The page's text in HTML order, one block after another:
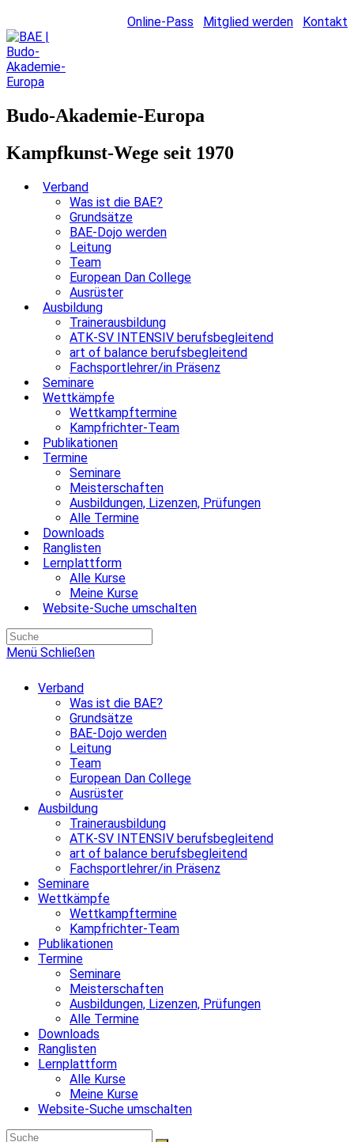
Online-Pass Mitglied werden Kontakt
Budo-Akademie-Europa
Kampfkunst-Wege seit 1970
Verband
Was ist die BAE?
Grundsätze
BAE-Dojo werden
Leitung
Team
European Dan College
Ausrüster
Ausbildung
Trainerausbildung
ATK-SV INTENSIV berufsbegleitend
art of balance berufsbegleitend
Fachsportlehrer/in Präsenz
Seminare
Wettkämpfe
Wettkampftermine
Kampfrichter-Team
Publikationen
Termine
Seminare
Meisterschaften
Ausbildungen, Lizenzen, Prüfungen
Alle Termine
Downloads
Ranglisten
Lernplattform
Alle Kurse
Meine Kurse
Website-Suche umschalten
Menü Schließen
Verband
Was ist die BAE?
Grundsätze
BAE-Dojo werden
Leitung
Team
European Dan College
Ausrüster
Ausbildung
Trainerausbildung
ATK-SV INTENSIV berufsbegleitend
art of balance berufsbegleitend
Fachsportlehrer/in Präsenz
Seminare
Wettkämpfe
Wettkampftermine
Kampfrichter-Team
Publikationen
Termine
Seminare
Meisterschaften
Ausbildungen, Lizenzen, Prüfungen
Alle Termine
Downloads
Ranglisten
Lernplattform
Alle Kurse
Meine Kurse
Website-Suche umschalten